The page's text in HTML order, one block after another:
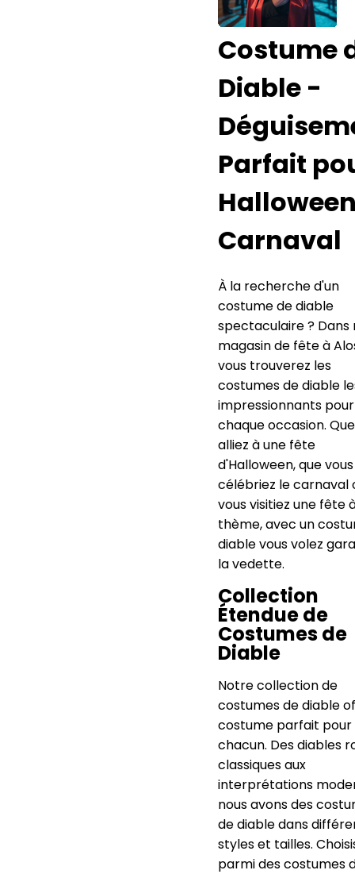
Costume
Diable -
Parfait
Carnaval
À la recherche d'un
costume de diable
spectaculaire ? Dans
magasin de fête à
vous trouverez les
costumes de diable
impressionnants pour
chaque occasion.
alliez à une fête
d'Halloween, que vous
célébriez le carnaval
vous visitiez une fête
thème, avec un
diable vous volez
la vedette.
Collection
Étendue de
Costumes de
Diable
Notre collection de
costumes de diable
costume parfait pour
chacun. Des diables
classiques aux
interprétations
nous avons des
de diable dans
styles et tailles.
parmi des costumes